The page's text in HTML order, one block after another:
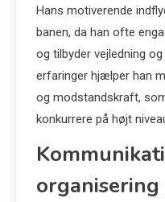
Hans motiverende
banen, da han ofte
og tilbyder vejledning
erfaringer hjælper han
og modstandskraft,
konkurrere på højt
organisering